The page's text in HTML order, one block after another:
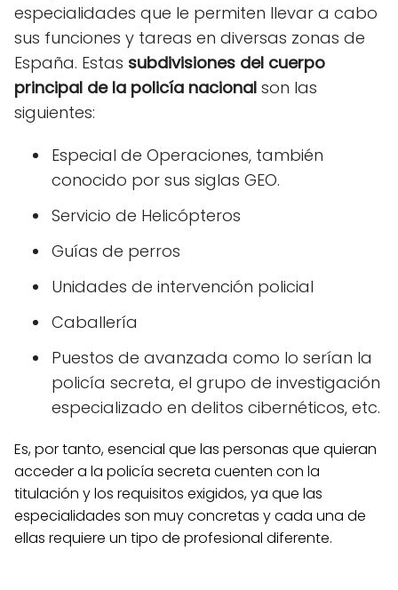
especialidades que le permiten llevar a cabo
sus funciones y tareas en diversas zonas de
España. Estas subdivisiones del cuerpo
principal de la policía nacional son las
siguientes:
Especial de Operaciones, también
conocido por sus siglas GEO.
Servicio de Helicópteros
Guías de perros
Unidades de intervención policial
Caballería
Puestos de avanzada como lo serían la
policía secreta, el grupo de investigación
especializado en delitos cibernéticos, etc.
Es, por tanto, esencial que las personas que quieran
acceder a la policía secreta cuenten con la
titulación y los requisitos exigidos, ya que las
especialidades son muy concretas y cada una de
ellas requiere un tipo de profesional diferente.